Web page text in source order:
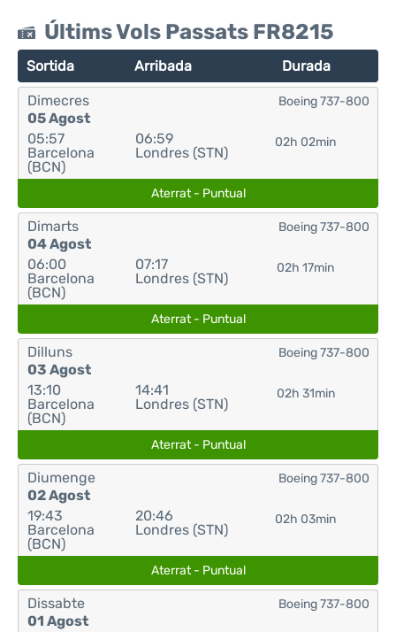
Últims Vols Passats FR8215
Sortida Arribada Durada
Dimecres
05 Agost
05:57
Barcelona
(BCN)
06:59
Londres (STN)
02h 02min
Boeing 737-800
Aterrat - Puntual
Dimarts
04 Agost
06:00
Barcelona
(BCN)
07:17
Londres (STN)
02h 17min
Boeing 737-800
Aterrat - Puntual
Dilluns
03 Agost
13:10
Barcelona
(BCN)
14:41
Londres (STN)
02h 31min
Boeing 737-800
Aterrat - Puntual
Diumenge
02 Agost
19:43
Barcelona
(BCN)
20:46
Londres (STN)
02h 03min
Boeing 737-800
Aterrat - Puntual
Dissabte
01 Agost
Boeing 737-800